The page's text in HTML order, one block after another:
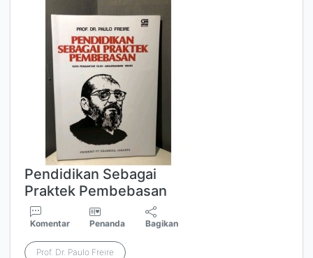
Pendidikan Sebagai
Praktek Pembebasan
Komentar Penanda Bagikan
Prof. Dr. Paulo Freire